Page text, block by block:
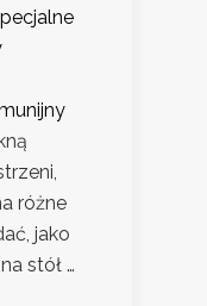
różne
jako
stół …